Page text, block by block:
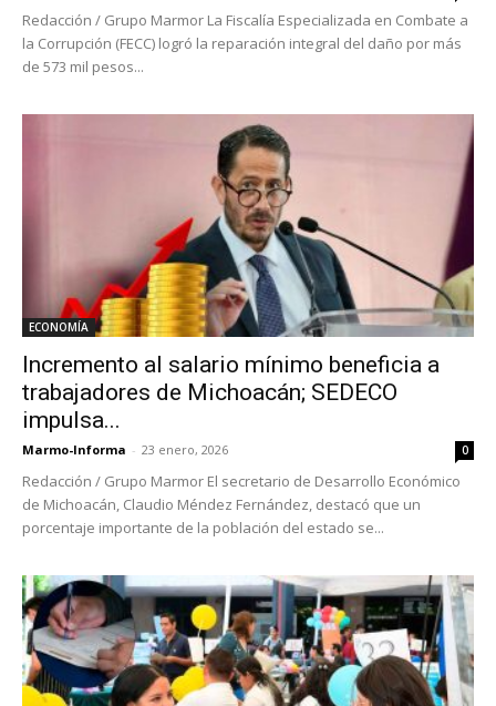
Redacción / Grupo Marmor La Fiscalía Especializada en Combate a
la Corrupción (FECC) logró la reparación integral del daño por más
de 573 mil pesos...
ECONOMÍA
Incremento al salario mínimo beneficia a
trabajadores de Michoacán; SEDECO
impulsa...
Marmo-Informa - 23 enero, 2026 0
Redacción / Grupo Marmor El secretario de Desarrollo Económico
de Michoacán, Claudio Méndez Fernández, destacó que un
porcentaje importante de la población del estado se...